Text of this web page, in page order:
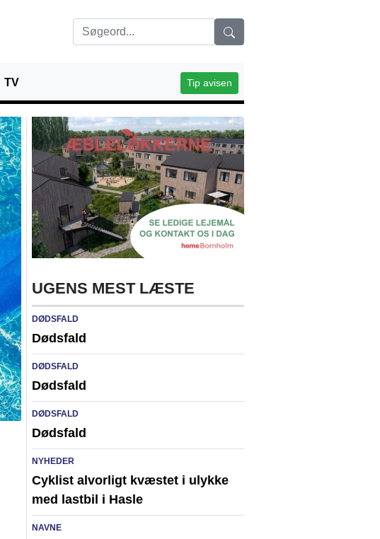
TV Tip avisen
UGENS MEST LÆSTE
DØDSFALD
Dødsfald
DØDSFALD
Dødsfald
DØDSFALD
Dødsfald
NYHEDER
Cyklist alvorligt kvæstet i ulykke
med lastbil i Hasle
NAVNE